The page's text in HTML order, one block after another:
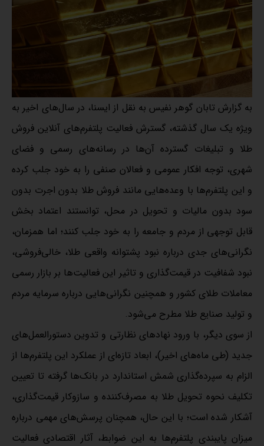
به گزارش تابان گوهر نفیس به نقل از ایسنا، در سال‌های اخیر به
ویژه یک سال گذشته، گسترش فعالیت پلتفرم‌های آنلاین فروش
طلا و تبلیغات گسترده آن‌ها در رسانه‌های رسمی و فضای
شهری، توجه افکار عمومی و فعالان صنفی را به خود جلب کرده
و این پلتفرم‌ها با وعده‌هایی مانند فروش طلا بدون اجرت بدون
سود بدون مالیات و تحویل در محل، توانستند اعتماد بخش
قابل توجهی از مردم و جامعه را به خود جلب کنند؛ اما همزمان،
نگرانی‌های جدی درباره نبود پشتوانه واقعی طلا، خالی‌فروشی،
نبود شفافیت در قیمت‌گذاری و تاثیر این فعالیت‌ها بر بازار رسمی
معاملات طلای کشور و همچنین نگرانی‌هایی درباره سرمایه مردم
و تولید صنایع طلا مطرح می‌شود.
از سوی دیگر، با ورود نهادهای نظارتی و تدوین دستورالعمل‌های
جدید (طی ماه‌های اخیر)، ابعاد تازه‌ای از عملکرد این پلتفرم‌ها از
الزام به سپرده‌گذاری شمش استاندارد در بانک‌ها گرفته تا تعیین
تکلیف نحوه تحویل طلا به مصرف‌کننده و سازوکار قیمت‌گذاری،
آشکار شده است؛ با این حال، همچنان پرسش‌های مهمی درباره
میزان پایبندی پلتفرم‌ها به این ضوابط، آثار اقتصادی فعالیت